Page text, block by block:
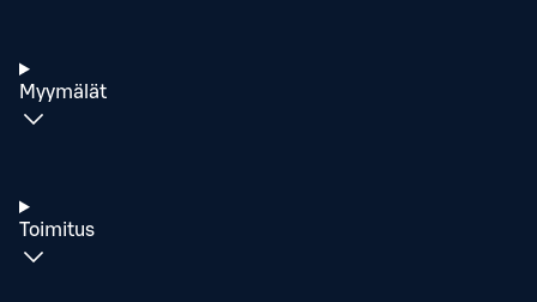
Myymälät
Toimitus